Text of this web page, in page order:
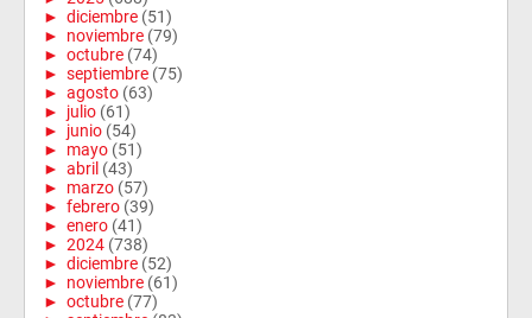
► diciembre (51)
► noviembre (79)
► octubre (74)
► septiembre (75)
► agosto (63)
► julio (61)
► junio (54)
► mayo (51)
► abril (43)
► marzo (57)
► febrero (39)
► enero (41)
► 2024 (738)
► diciembre (52)
► noviembre (61)
► octubre (77)